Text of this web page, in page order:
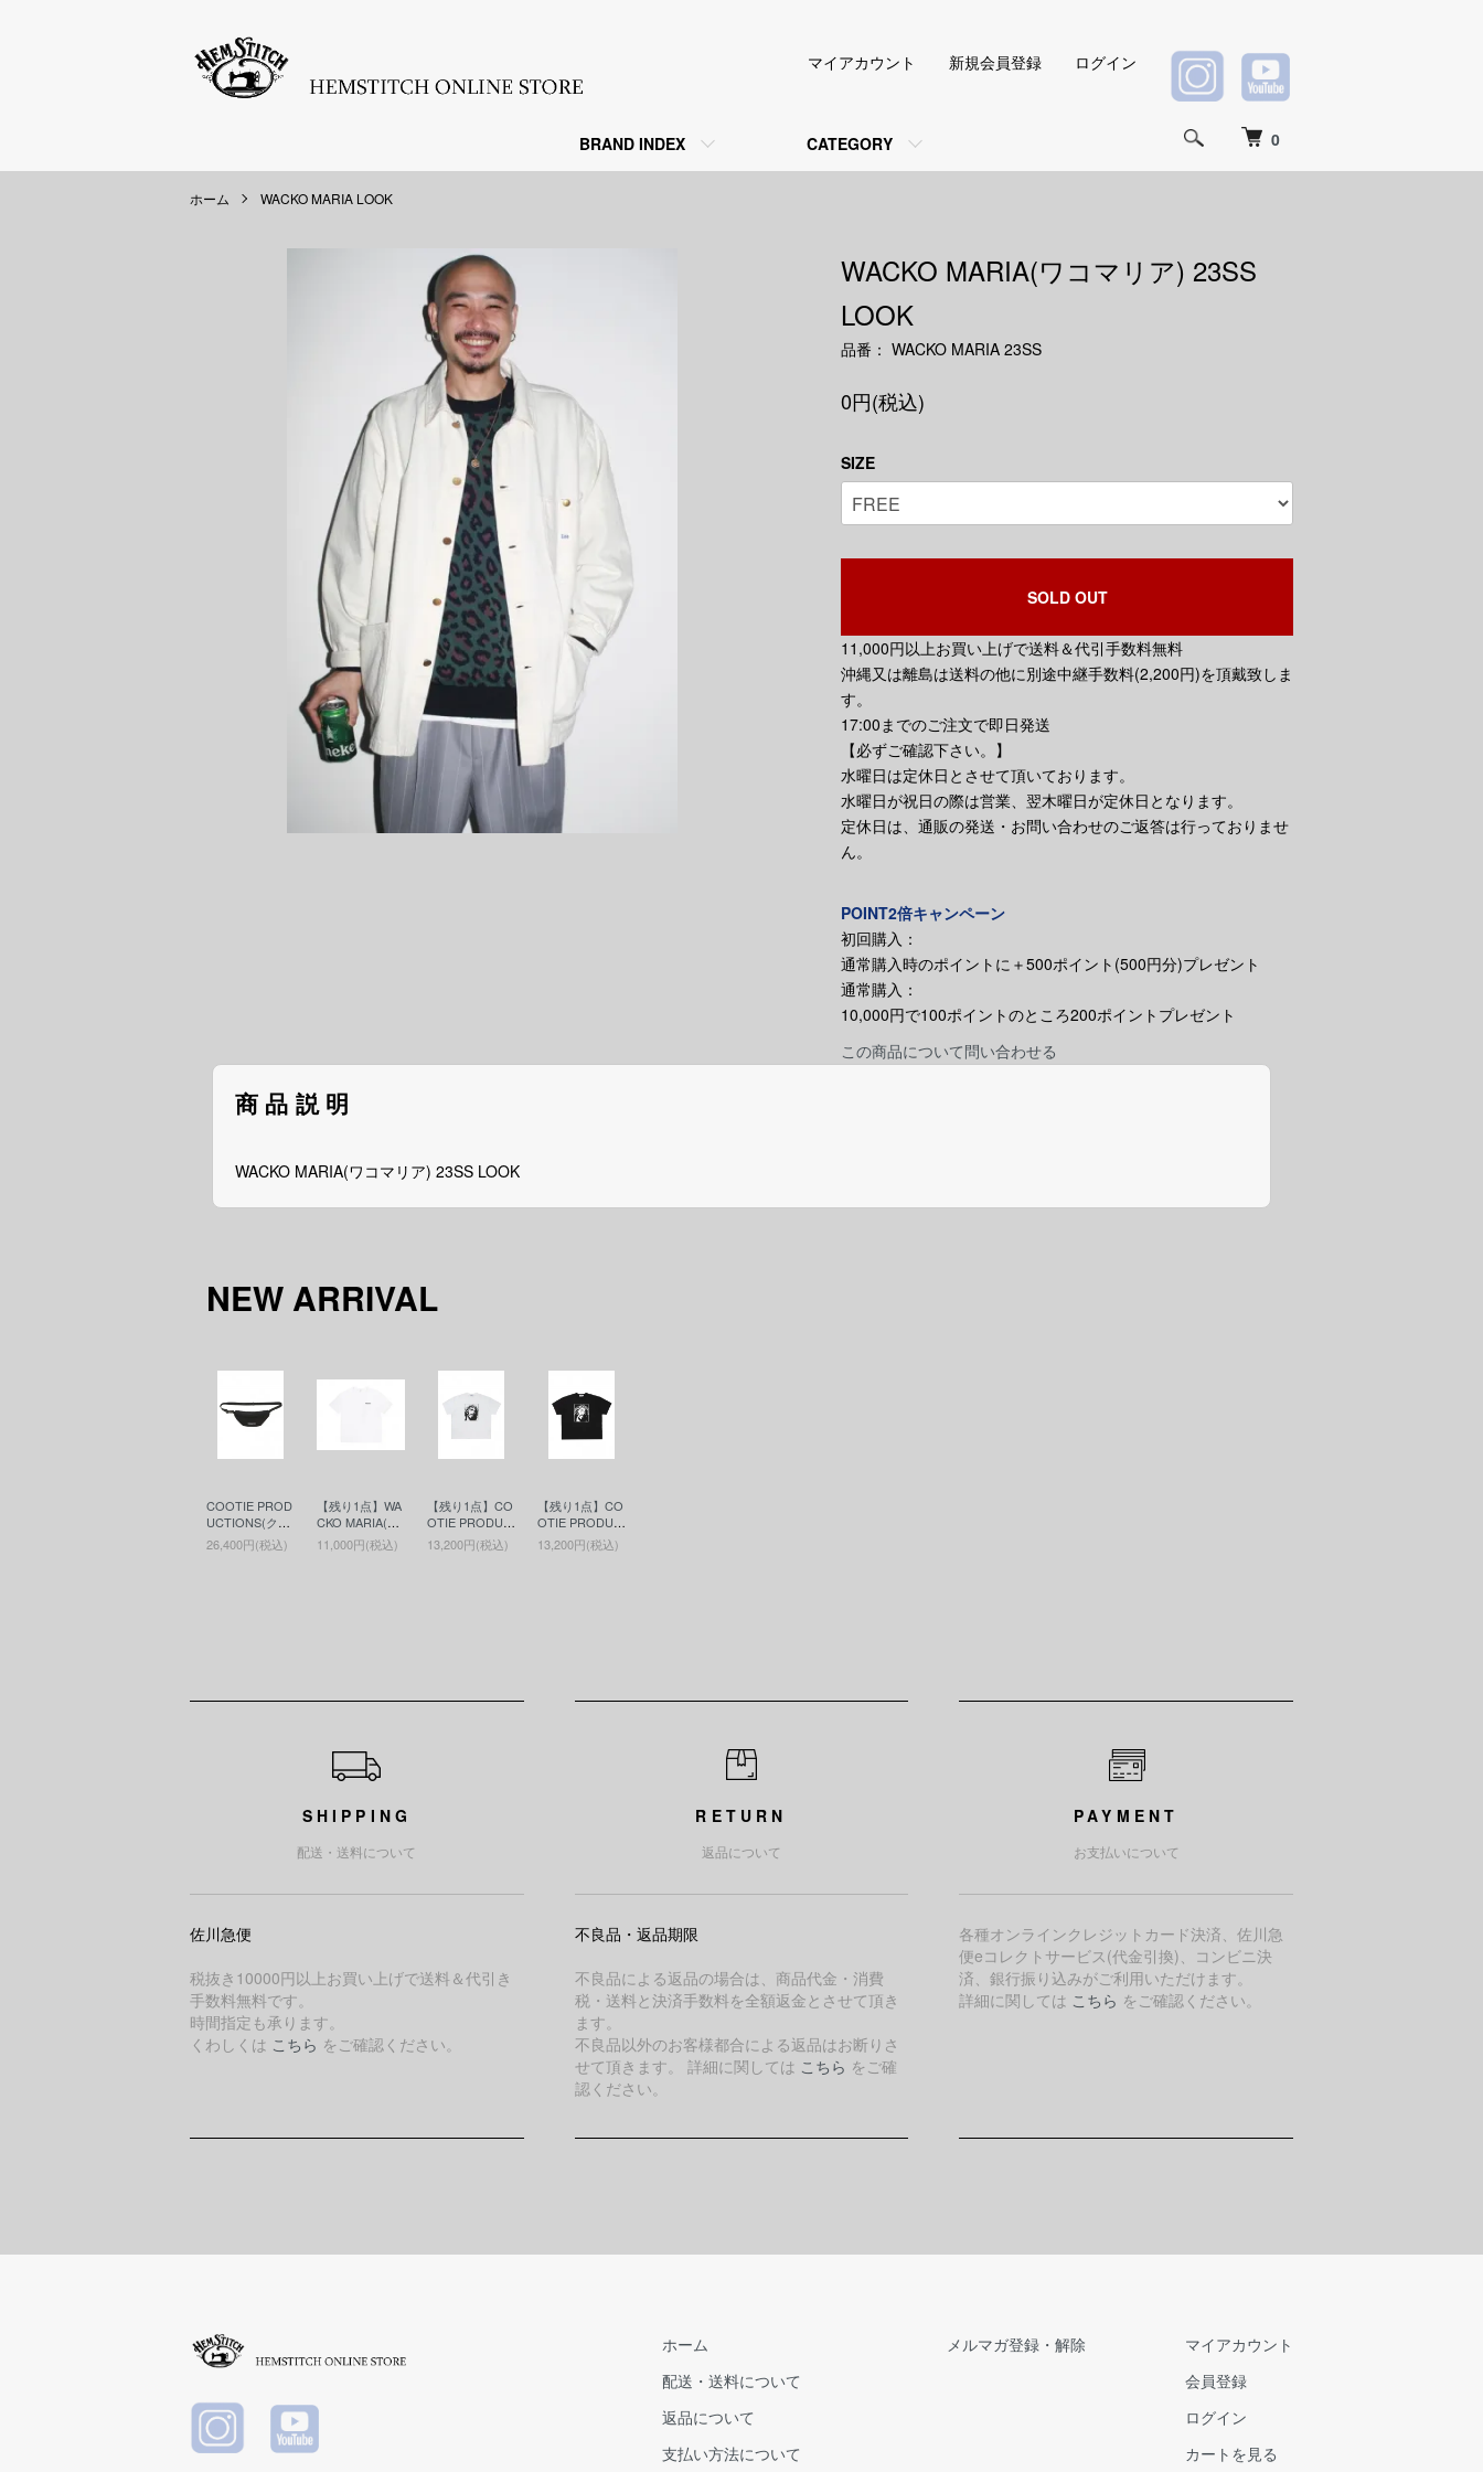
0
BRAND INDEX CATEGORY
マイアカウント 新規会員登録 ログイン
ホーム WACKO MARIA LOOK
WACKO MARIA(ワコマリア) 23SS
LOOK
品番： WACKO MARIA 23SS
0円(税込)
SIZE
SOLD OUT
11,000円以上お買い上げで送料＆代引手数料無料
沖縄又は離島は送料の他に別途中継手数料(2,200円)を頂戴致しま
す。
17:00までのご注文で即日発送
【必ずご確認下さい。】
水曜日は定休日とさせて頂いております。
水曜日が祝日の際は営業、翌木曜日が定休日となります。
定休日は、通販の発送・お問い合わせのご返答は行っておりませ
ん。
POINT2倍キャンペーン
初回購入：
通常購入時のポイントに＋500ポイント(500円分)プレゼント
通常購入：
10,000円で100ポイントのところ200ポイントプレゼント
この商品について問い合わせる
商品説明
WACKO MARIA(ワコマリア) 23SS LOOK
NEW ARRIVAL
COOTIE PROD
UCTIONS(クー
ティー)Nylon O
x Waist Bag(ウ
26,400円(税込)
【残り1点】WA
CKO MARIA(ワ
コマリア)WASH
ED HEAVY WEI
11,000円(税込)
【残り1点】CO
OTIE PRODUC
TIONS(クーテ
ィー)Print S/S T
13,200円(税込)
【残り1点】CO
OTIE PRODUC
TIONS(クーテ
ィー)Print S/S T
13,200円(税込)
SHIPPING
配送・送料について
佐川急便
税抜き10000円以上お買い上げで送料＆代引き
手数料無料です。
時間指定も承ります。
くわしくは こちら をご確認ください。
RETURN
返品について
不良品・返品期限
不良品による返品の場合は、商品代金・消費
税・送料と決済手数料を全額返金とさせて頂き
ます。
不良品以外のお客様都合による返品はお断りさ
せて頂きます。 詳細に関しては こちら をご確
認ください。
PAYMENT
お支払いについて
各種オンラインクレジットカード決済、佐川急
便eコレクトサービス(代金引換)、コンビニ決
済、銀行振り込みがご利用いただけます。
詳細に関しては こちら をご確認ください。
ホーム
配送・送料について
返品について
支払い方法について
メルマガ登録・解除
マイアカウント
会員登録
ログイン
カートを見る